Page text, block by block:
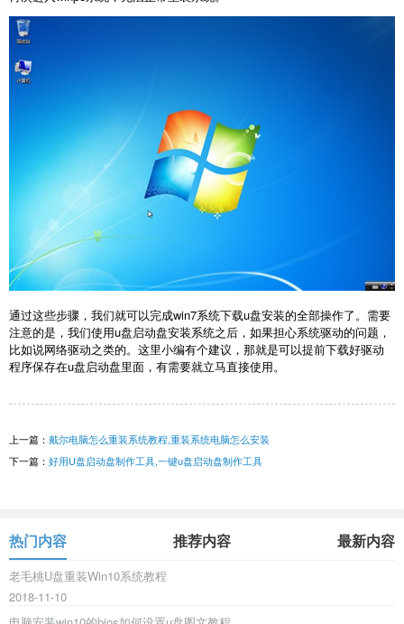
通过这些步骤，我们就可以完成win7系统下载u盘安装的全部操作了。需要
注意的是，我们使用u盘启动盘安装系统之后，如果担心系统驱动的问题，
比如说网络驱动之类的。这里小编有个建议，那就是可以提前下载好驱动
程序保存在u盘启动盘里面，有需要就立马直接使用。
上一篇： 戴尔电脑怎么重装系统教程,重装系统电脑怎么安装
下一篇： 好用U盘启动盘制作工具,一键u盘启动盘制作工具
热门内容 推荐内容 最新内容
老毛桃U盘重装Win10系统教程
2018-11-10